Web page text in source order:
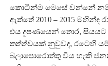
කොටින්ම මෙසේ වන්නේ නම්
ඇත්තේ 2010 – 2015
එය දුෂණයෙන් තොර, සියයට
තත්ත්වයක් නුවුවද, රටෙහි
බලාපොරොත්තු විය හැකි